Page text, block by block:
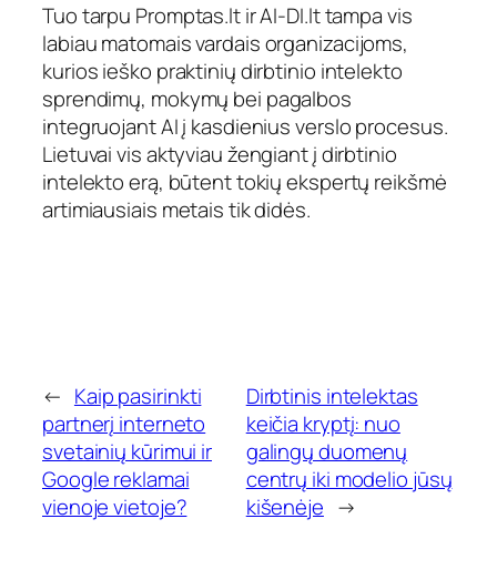
Tuo tarpu Promptas.lt ir AI-DI.lt tampa vis
labiau matomais vardais organizacijoms,
kurios ieško praktinių dirbtinio intelekto
sprendimų, mokymų bei pagalbos
integruojant AI į kasdienius verslo procesus.
Lietuvai vis aktyviau žengiant į dirbtinio
intelekto erą, būtent tokių ekspertų reikšmė
artimiausiais metais tik didės.
← Kaip pasirinkti
partnerį interneto
svetainių kūrimui ir
Google reklamai
vienoje vietoje?
Dirbtinis intelektas
keičia kryptį: nuo
galingų duomenų
centrų iki modelio jūsų
kišenėje →